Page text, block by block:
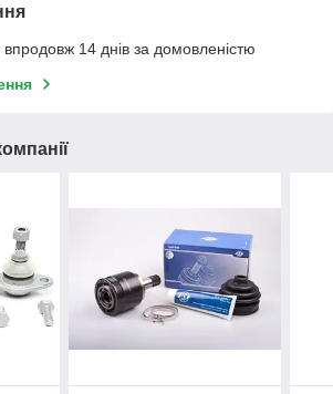
14 днів за домовленістю